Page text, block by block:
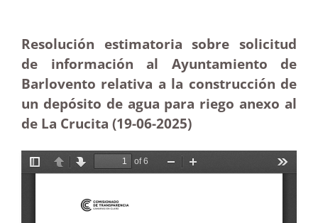
Resolución estimatoria sobre solicitud
de información al Ayuntamiento de
Barlovento relativa a la construcción de
un depósito de agua para riego anexo al
de La Crucita (19-06-2025)